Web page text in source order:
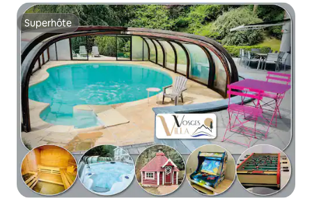
Superhôte
Superhôte